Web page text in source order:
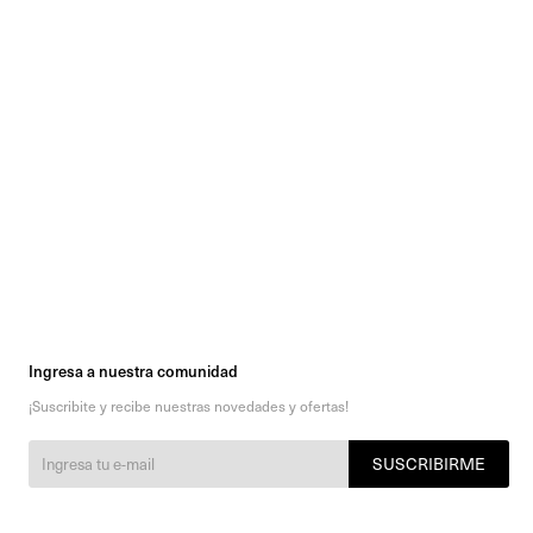
Ingresa a nuestra comunidad
¡Suscribite y recibe nuestras novedades y ofertas!
SUSCRIBIRME